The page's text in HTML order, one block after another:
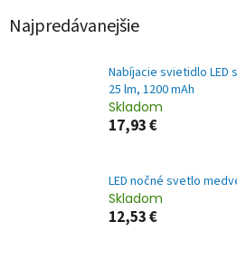
Najpredávanejšie
Nabíjacie svietidlo LED
25 lm, 1200 mAh
Skladom
17,93 €
LED nočné svetlo
Skladom
12,53 €